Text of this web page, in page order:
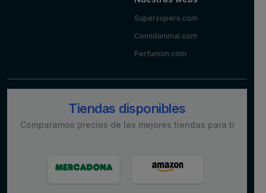
Supersupers.com
Comidanimal.com
Perfumon.com
Tiendas disponibles
Comparamos precios de las mejores tiendas para ti